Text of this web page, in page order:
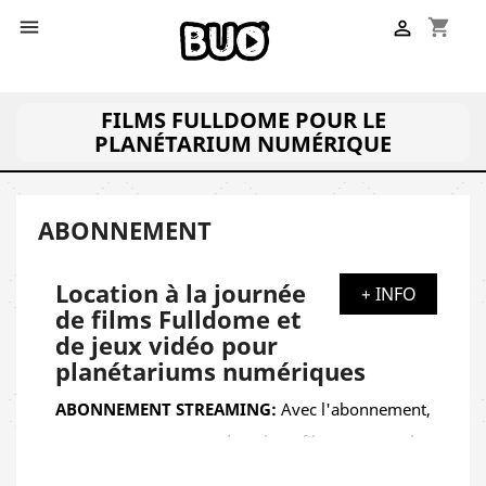
 shopping_cart

FILMS FULLDOME POUR LE
PLANÉTARIUM NUMÉRIQUE
ABONNEMENT
+ INFO
Location à la journée
de films Fulldome et
de jeux vidéo pour
planétariums numériques
ABONNEMENT STREAMING: Avec l'abonnement,
vous pouvez regarder les films pour les